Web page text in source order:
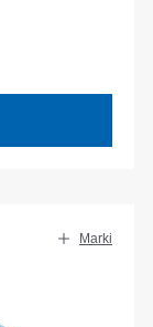
Marki